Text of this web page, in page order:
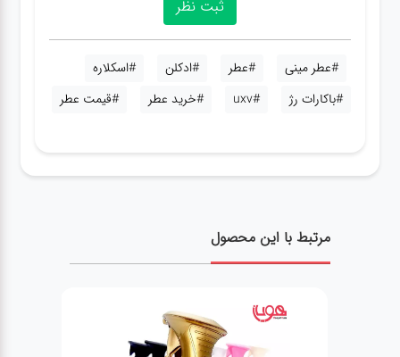
#عطر مینی #عطر #ادکلن
#اسکلاره
#باکارات رژ
#uxv #خرید عطر #قیمت عطر
مرتبط با این محصول